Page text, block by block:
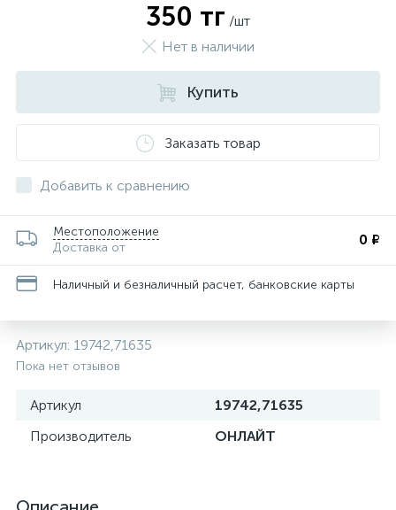
350 тг /шт
Нет в наличии
Купить
Заказать товар
Добавить к сравнению
Местоположение
Доставка от
0 ₽
Наличный и безналичный расчет, банковские карты
Артикул: 19742,71635
Пока нет отзывов
Артикул
19742,71635
Производитель
ОНЛАЙТ